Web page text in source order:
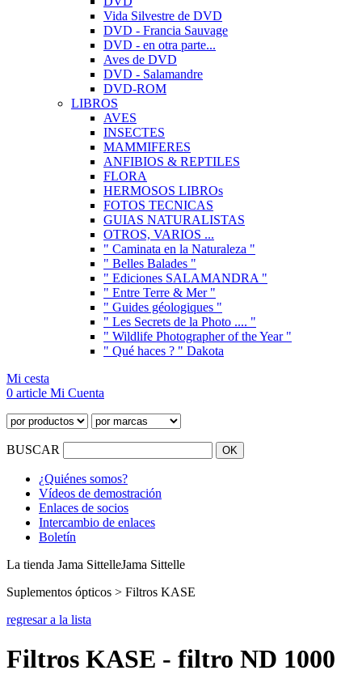
Vida Silvestre de DVD
DVD - Francia Sauvage
DVD - en otra parte...
Aves de DVD
DVD - Salamandre
DVD-ROM
LIBROS
AVES
INSECTES
MAMMIFERES
ANFIBIOS & REPTILES
FLORA
HERMOSOS LIBROs
FOTOS TECNICAS
GUIAS NATURALISTAS
OTROS, VARIOS ...
" Caminata en la Naturaleza "
" Belles Balades "
" Ediciones SALAMANDRA "
" Entre Terre & Mer "
" Guides géologiques "
" Les Secrets de la Photo .... "
" Wildlife Photographer of the Year "
" Qué haces ? " Dakota
Mi cesta
0 article Mi Cuenta
BUSCAR
¿Quiénes somos?
Vídeos de demostración
Enlaces de socios
Intercambio de enlaces
Boletín
La tienda Jama SittelleJama Sittelle
Suplementos ópticos > Filtros KASE
regresar a la lista
Filtros KASE - filtro ND 1000